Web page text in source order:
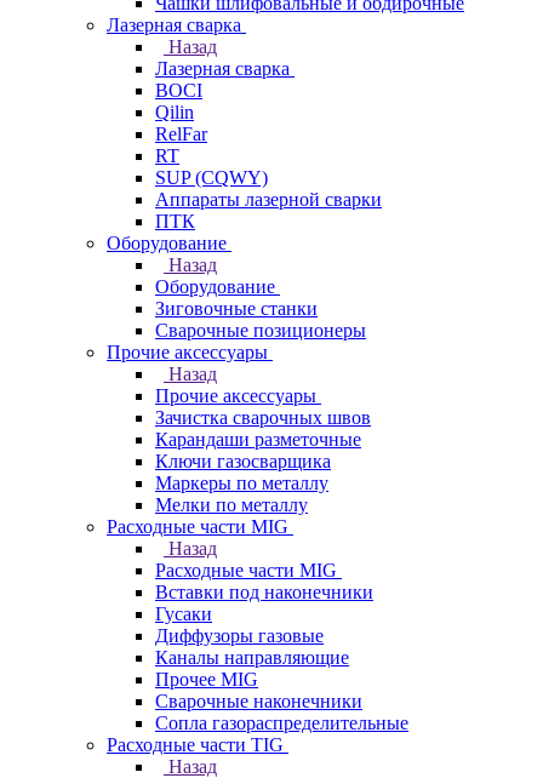
Лазерная сварка
Назад
Лазерная сварка
BOCI
Qilin
RelFar
RT
SUP (CQWY)
Аппараты лазерной сварки
ПТК
Оборудование
Назад
Оборудование
Зиговочные станки
Сварочные позиционеры
Прочие аксессуары
Назад
Прочие аксессуары
Зачистка сварочных швов
Карандаши разметочные
Ключи газосварщика
Маркеры по металлу
Мелки по металлу
Расходные части MIG
Назад
Расходные части MIG
Вставки под наконечники
Гусаки
Диффузоры газовые
Каналы направляющие
Прочее MIG
Сварочные наконечники
Сопла газораспределительные
Расходные части TIG
Назад